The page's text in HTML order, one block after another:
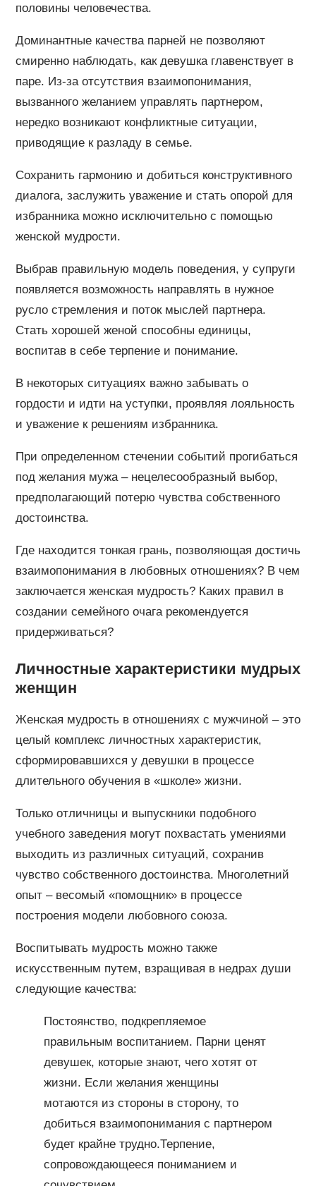
половины человечества.
Доминантные качества парней не позволяют
смиренно наблюдать, как девушка главенствует в
паре. Из-за отсутствия взаимопонимания,
вызванного желанием управлять партнером,
нередко возникают конфликтные ситуации,
приводящие к разладу в семье.
Сохранить гармонию и добиться конструктивного
диалога, заслужить уважение и стать опорой для
избранника можно исключительно с помощью
женской мудрости.
Выбрав правильную модель поведения, у супруги
появляется возможность направлять в нужное
русло стремления и поток мыслей партнера.
Стать хорошей женой способны единицы,
воспитав в себе терпение и понимание.
В некоторых ситуациях важно забывать о
гордости и идти на уступки, проявляя лояльность
и уважение к решениям избранника.
При определенном стечении событий прогибаться
под желания мужа – нецелесообразный выбор,
предполагающий потерю чувства собственного
достоинства.
Где находится тонкая грань, позволяющая достичь
взаимопонимания в любовных отношениях? В чем
заключается женская мудрость? Каких правил в
создании семейного очага рекомендуется
придерживаться?
Личностные характеристики мудрых
женщин
Женская мудрость в отношениях с мужчиной – это
целый комплекс личностных характеристик,
сформировавшихся у девушки в процессе
длительного обучения в «школе» жизни.
Только отличницы и выпускники подобного
учебного заведения могут похвастать умениями
выходить из различных ситуаций, сохранив
чувство собственного достоинства. Многолетний
опыт – весомый «помощник» в процессе
построения модели любовного союза.
Воспитывать мудрость можно также
искусственным путем, взращивая в недрах души
следующие качества:
Постоянство, подкрепляемое
правильным воспитанием. Парни ценят
девушек, которые знают, чего хотят от
жизни. Если желания женщины
мотаются из стороны в сторону, то
добиться взаимопонимания с партнером
будет крайне трудно.Терпение,
сопровождающееся пониманием и